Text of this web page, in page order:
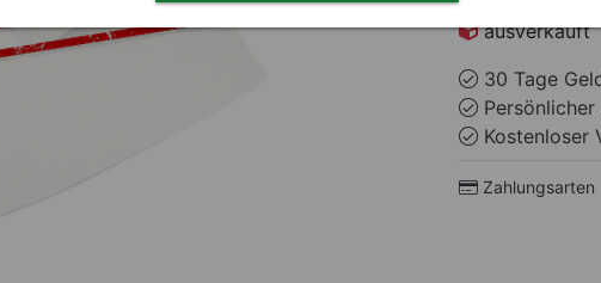
ausverkauft
30 Tage
Persönlicher
Kostenloser
Zahlungsarten